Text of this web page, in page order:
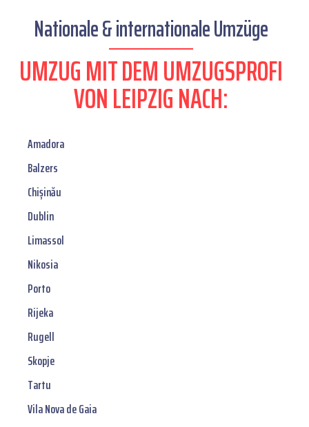
Nationale & internationale Umzüge
UMZUG MIT DEM UMZUGSPROFI
VON LEIPZIG NACH:
Amadora
Balzers
Chișinău
Dublin
Limassol
Nikosia
Porto
Rijeka
Rugell
Skopje
Tartu
Vila Nova de Gaia